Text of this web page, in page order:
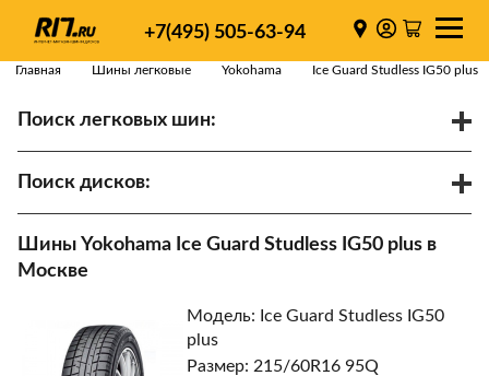
+7(495) 505-63-94
Главная Шины легковые Yokohama Ice Guard Studless IG50 plus
Поиск легковых шин:
Поиск дисков:
Шины Yokohama Ice Guard Studless IG50 plus в
Москве
Модель: Ice Guard Studless IG50
plus
Размер: 215/60R16 95Q